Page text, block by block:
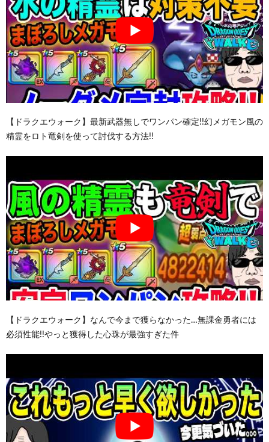
【ドラクエウォーク】最新武器無しでワンパン確定!!幻メガモン風の
精霊をロト竜剣を使って討伐する方法!!
【ドラクエウォーク】なんで今まで獲らなかった…無課金勇者には
必須性能!!やっと獲得した心珠が最強すぎた件